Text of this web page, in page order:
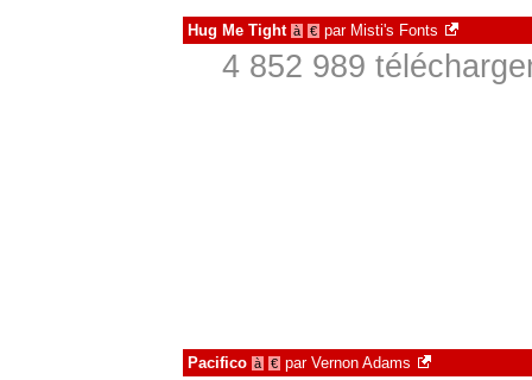
Hug Me Tight à € par Misti's Fonts
4 852 989
Pacifico à € par Vernon Adams